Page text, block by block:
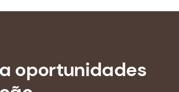
2025. [Acessado em: 22-10-
da Saúde. "Expectativa
de vida saudável"
oportunidades